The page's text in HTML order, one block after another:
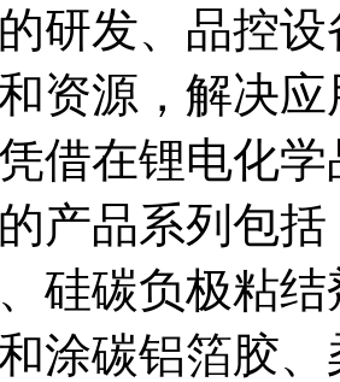
研发、品控
资源，解决
借在锂电化
产品系列包
硅碳负极粘
涂碳铝箔胶